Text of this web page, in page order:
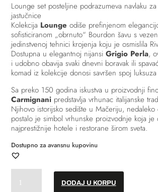
Lounge set posteljine podrazumeva navlaku
jastučnice
Kolekcija Lounge odiše prefinjenom
sofisticiranom „obrnuto“ Bourdon šavu s
jedinstvenoj tehnici krojenja koju je osmislila
Dostupna u elegantnoj nijansiGrigio Perla,
i udobno obavija svaki dnevni boravak ili
komad iz kolekcije donosi savršen spoj
Sa preko 150 godina iskustva u proizvodnji
Carmignani predstavlja vrhunac italijanske
Njihovo istorijsko sedište u Mačeriju, nedaleko
postalo je simbol vrhunske proizvodnje koja je
najprestižnije hotele i restorane širom sveta.
Dostupno za avansnu kupovinu
DODAJ U KORPU